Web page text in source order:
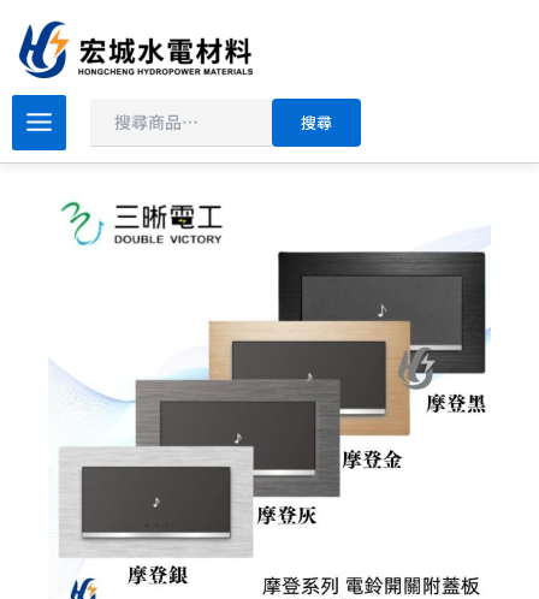
要
容
尋
搜尋
始
價
NT$590。
價
三
晰
電
列
橫